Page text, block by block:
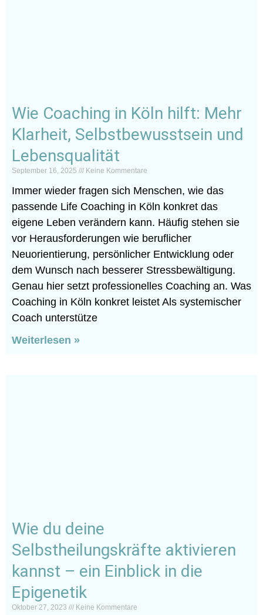
Wie Coaching in Köln hilft: Mehr
Klarheit, Selbstbewusstsein und
Lebensqualität
September 16, 2025 Keine Kommentare
Immer wieder fragen sich Menschen, wie das
passende Life Coaching in Köln konkret das
eigene Leben verändern kann. Häufig stehen sie
vor Herausforderungen wie beruflicher
Neuorientierung, persönlicher Entwicklung oder
dem Wunsch nach besserer Stressbewältigung.
Genau hier setzt professionelles Coaching an. Was
Coaching in Köln konkret leistet Als systemischer
Coach unterstütze
Weiterlesen »
Wie du deine
Selbstheilungskräfte aktivieren
kannst – ein Einblick in die
Epigenetik
Oktober 27, 2023 Keine Kommentare